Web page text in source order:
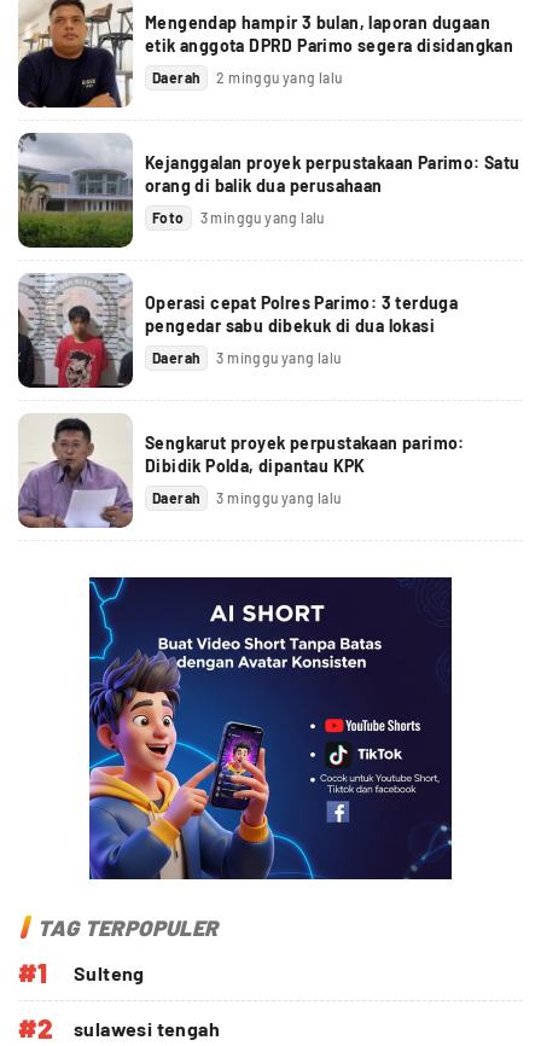
Mengendap hampir 3 bulan, laporan dugaan
etik anggota DPRD Parimo segera disidangkan
Daerah 2 minggu yang lalu
Kejanggalan proyek perpustakaan Parimo: Satu
orang di balik dua perusahaan
Foto 3 minggu yang lalu
Operasi cepat Polres Parimo: 3 terduga
pengedar sabu dibekuk di dua lokasi
Daerah 3 minggu yang lalu
Sengkarut proyek perpustakaan parimo:
Dibidik Polda, dipantau KPK
Daerah 3 minggu yang lalu
TAG TERPOPULER
#1 Sulteng
#2 sulawesi tengah